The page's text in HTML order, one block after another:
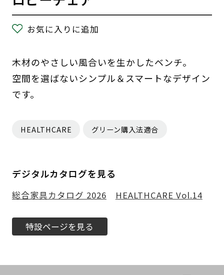
お気に入りに追加
木材のやさしい風合いを生かしたベンチ。
空間を選ばないシンプル＆スマートなデザイン
です。
HEALTHCARE グリーン購入法適合
デジタルカタログを見る
総合家具カタログ 2026 HEALTHCARE Vol.14
特設ページを見る